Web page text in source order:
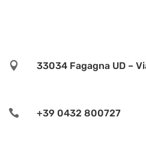
 33034 Fagagna UD –
 +39 0432 800727